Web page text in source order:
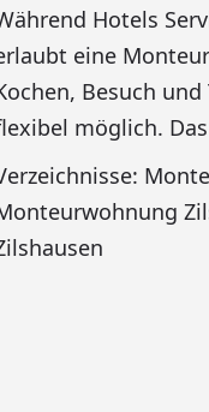
Hotels
eine
Besuch
möglich.